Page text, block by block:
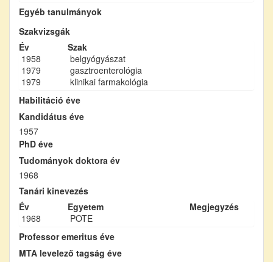
Egyéb tanulmányok
Szakvizsgák
Év
Szak
1958
belgyógyászat
1979
gasztroenterológia
1979
klinikai farmakológia
Habilitáció éve
Kandidátus éve
1957
PhD éve
Tudományok doktora év
1968
Tanári kinevezés
Év
Egyetem
Megjegyzés
1968
POTE
Professor emeritus éve
MTA levelező tagság éve